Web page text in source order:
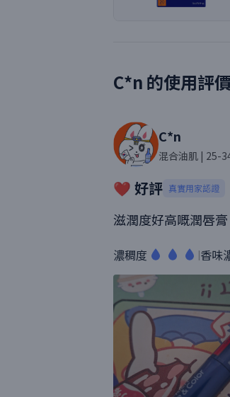
C*n 的使用評價
C*n
混合油肌 | 25-
❤️ 好評 真實用家認證
滋潤度好高嘅潤唇
濃稠度 |香味